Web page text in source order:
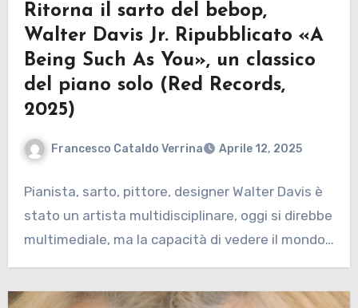
Ritorna il sarto del bebop,
Walter Davis Jr. Ripubblicato «A
Being Such As You», un classico
del piano solo (Red Records,
2025)
Francesco Cataldo Verrina Aprile 12, 2025
Pianista, sarto, pittore, designer Walter Davis è
stato un artista multidisciplinare, oggi si direbbe
multimediale, ma la capacità di vedere il mondo…